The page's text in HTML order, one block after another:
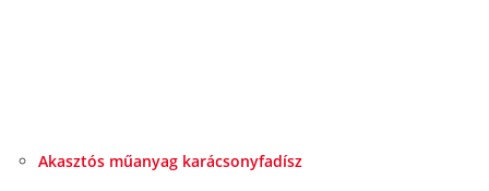
Akasztós műanyag karácsonyfadísz